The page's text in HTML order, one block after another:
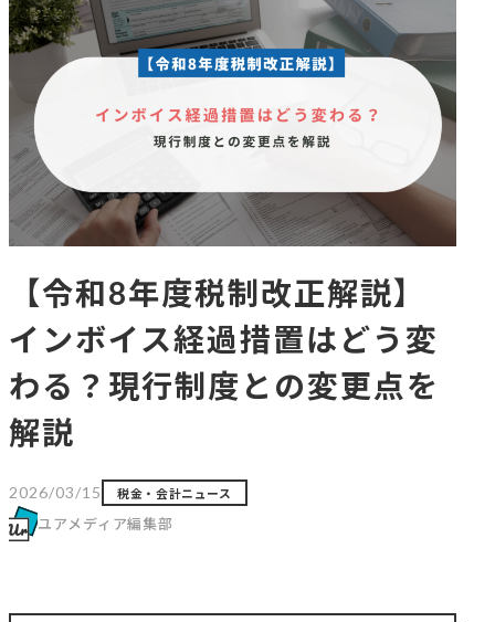
【令和8年度税制改正解説】
インボイス経過措置はどう変
わる？現行制度との変更点を
解説
2026/03/15 税金・会計ニュース
ユアメディア編集部